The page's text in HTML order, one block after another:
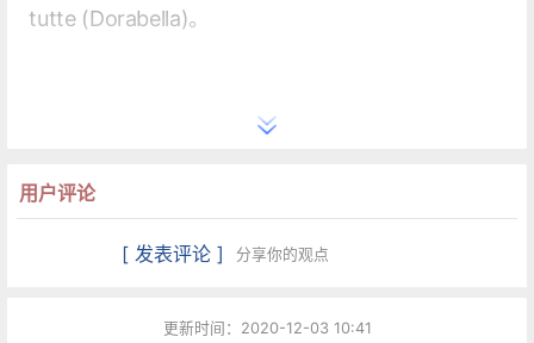
tutte (Dorabella)。
用户评论
[ 发表评论 ] 分享你的观点
更新时间：2020-12-03 10:41